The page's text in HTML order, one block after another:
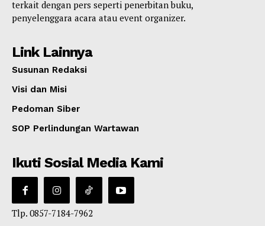
terkait dengan pers seperti penerbitan buku,
penyelenggara acara atau event organizer.
Link Lainnya
Susunan Redaksi
Visi dan Misi
Pedoman Siber
SOP Perlindungan Wartawan
Ikuti Sosial Media Kami
Tlp. 0857-7184-7962